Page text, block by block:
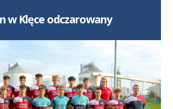
gola na wagę trzech punktów, a po
Franciszka Błaszyka wynik ustalił
w Klęce odczarowany